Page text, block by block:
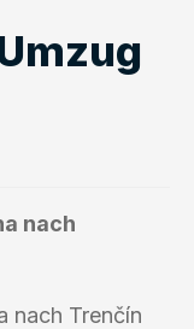
nach
nach Trenčín